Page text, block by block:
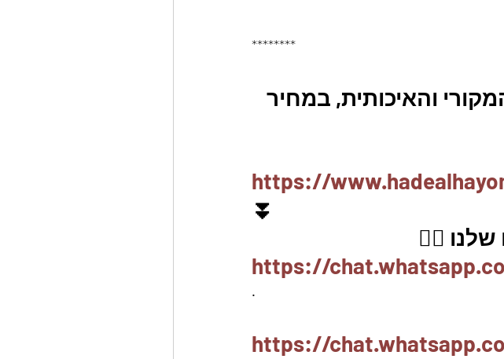
********
והאיכותית, במחיר
https://
⏬
👇🏽
https://
.
https://